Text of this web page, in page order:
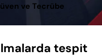
ve Tecrübe
tespit